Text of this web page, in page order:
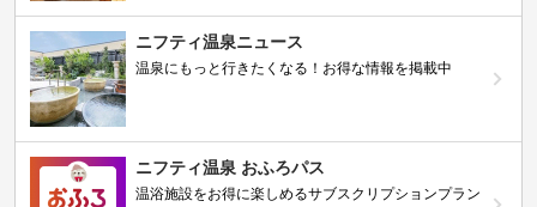
ニフティ温泉ニュース
温泉にもっと行きたくなる！お得な情報を掲載中
ニフティ温泉 おふろパス
温浴施設をお得に楽しめるサブスクリプションプラン